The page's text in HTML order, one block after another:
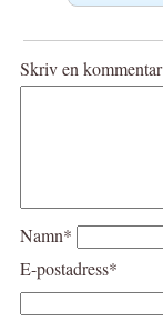
Skriv en kommentar
Namn*
E-postadress*